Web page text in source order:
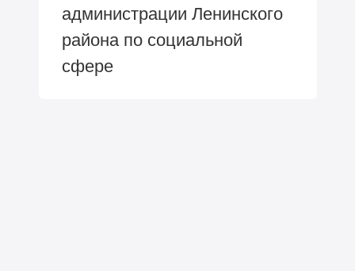
администрации Ленинского
района по социальной
сфере